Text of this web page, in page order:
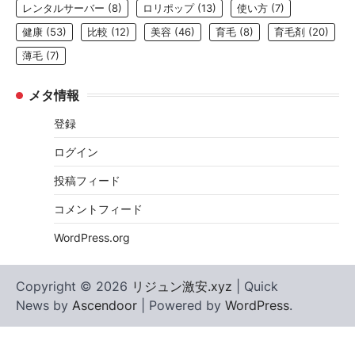
レンタルサーバー (8) ロリポップ(13) 使い方 (7)
健康 (53) 比較 (12) 美容 (46) 育毛 (8) 育毛剤 (20)
薄毛 (7)
メタ情報
登録
ログイン
投稿フィード
コメントフィード
WordPress.org
Copyright © 2026 リジュン激安.xyz | Quick
News by Ascendoor | Powered by WordPress.